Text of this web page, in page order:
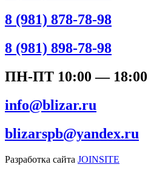
8 (981) 878-78-98
8 (981) 898-78-98
ПН-ПТ 10:00 — 18:00
info@blizar.ru
blizarspb@yandex.ru
Разработка сайта JOINSITE